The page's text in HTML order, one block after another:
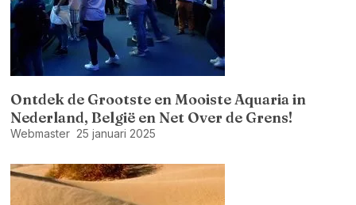
Ontdek de Grootste en Mooiste Aquaria in
Nederland, België en Net Over de Grens!
Webmaster 25 januari 2025